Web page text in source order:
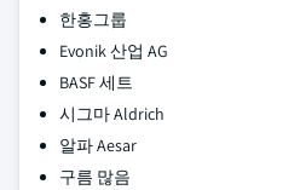
한홍그룹
Evonik 산업 AG
BASF 세트
시그마 Aldrich
알파 Aesar
구름 많음